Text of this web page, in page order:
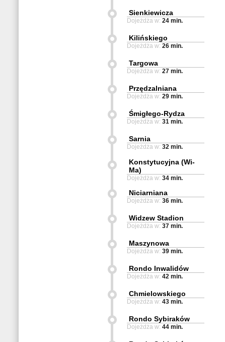
Sienkiewicza
Dojeżdża w: 24 min.
Kilińskiego
Dojeżdża w: 26 min.
Targowa
Dojeżdża w: 27 min.
Przędzalniana
Dojeżdża w: 29 min.
Śmigłego-Rydza
Dojeżdża w: 31 min.
Sarnia
Dojeżdża w: 32 min.
Konstytucyjna (Wi-
Ma)
Dojeżdża w: 34 min.
Niciarniana
Dojeżdża w: 36 min.
Widzew Stadion
Dojeżdża w: 37 min.
Maszynowa
Dojeżdża w: 39 min.
Rondo Inwalidów
Dojeżdża w: 42 min.
Chmielowskiego
Dojeżdża w: 43 min.
Rondo Sybiraków
Dojeżdża w: 44 min.